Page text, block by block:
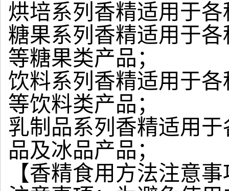
烘培系列香精适用于
糖果系列香精适用于
等糖果类产品；
饮料系列香精适用于
等饮料类产品；
乳制品系列香精适用
品及冰品产品；
【香精食用方法注意